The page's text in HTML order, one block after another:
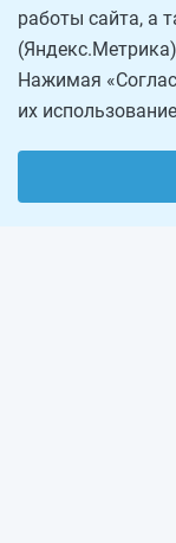
работы сайта, а
Нажимая
их